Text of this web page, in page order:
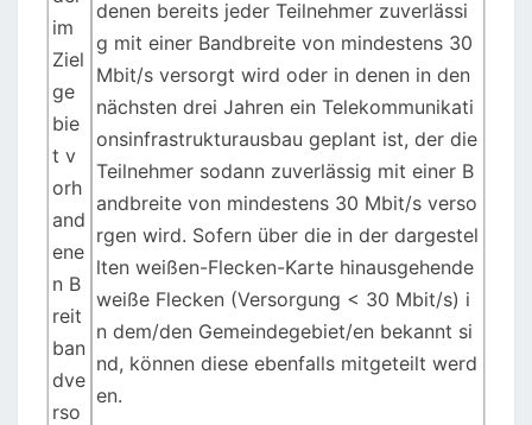
im
Ziel
ge
bie
t v
orh
and
ene
n B
reit
ban
dve
rso
denen bereits jeder Teilnehmer zuverlässi
g mit einer Bandbreite von mindestens 30
Mbit/s versorgt wird oder in denen in den
nächsten drei Jahren ein Telekommunikati
onsinfrastrukturausbau geplant ist, der die
Teilnehmer sodann zuverlässig mit einer B
andbreite von mindestens 30 Mbit/s verso
rgen wird. Sofern über die in der dargestel
lten weißen-Flecken-Karte hinausgehende
weiße Flecken (Versorgung < 30 Mbit/s) i
n dem/den Gemeindegebiet/en bekannt si
nd, können diese ebenfalls mitgeteilt werd
en.